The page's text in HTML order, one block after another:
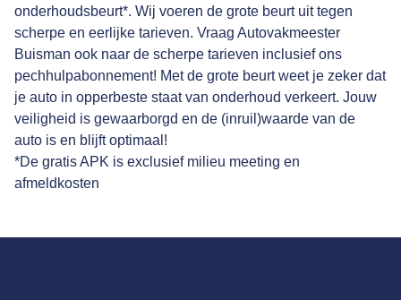
onderhoudsbeurt*. Wij voeren de grote beurt uit tegen
scherpe en eerlijke tarieven. Vraag Autovakmeester
Buisman ook naar de scherpe tarieven inclusief ons
pechhulpabonnement! Met de grote beurt weet je zeker dat
je auto in opperbeste staat van onderhoud verkeert. Jouw
veiligheid is gewaarborgd en de (inruil)waarde van de
auto is en blijft optimaal!
*De gratis APK is exclusief milieu meeting en
afmeldkosten